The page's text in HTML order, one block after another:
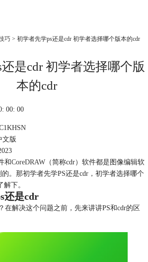
巧 > 初学者先学ps还是cdr 初学者选择哪个版本的cdr
是cdr 初学者选择哪个版
本的cdr
00: 00
文版
和CoreDRAW （简称cdr）软件都是图像编辑软
。那初学者先学PS还是cdr，初学者选择哪个
下。
还是cdr
在解决这个问题之前，先来讲讲PS和cdr的区